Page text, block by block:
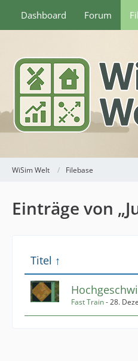
Dashboard Forum
WiSim Welt Filebase
Einträge von
Titel
Fast Train-28.